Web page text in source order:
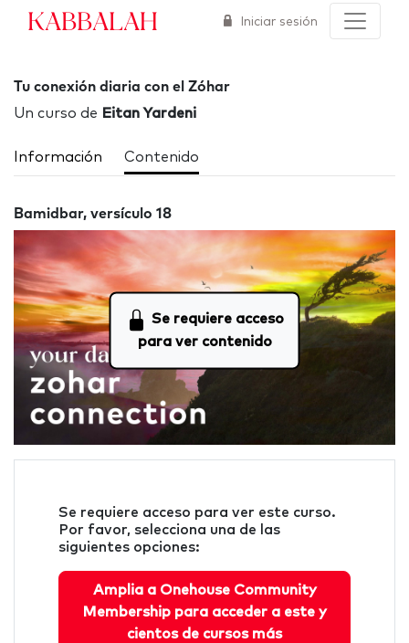
Kabbalah Iniciar sesión
Tu conexión diaria con el Zóhar
Un curso de Eitan Yardeni
Información Contenido
Bamidbar, versículo 18
Se requiere acceso
para ver contenido
Se requiere acceso para ver este curso.
Por favor, selecciona una de las
siguientes opciones:
Amplia a Onehouse Community
Membership para acceder a este y
cientos de cursos más